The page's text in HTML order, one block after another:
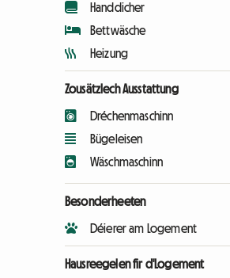
Handdicher
Bettwäsche
Heizung
Zousätzlech Ausstattung
Dréchenmaschinn
Bügeleisen
Wäschmaschinn
Besonderheeten
Déierer am Logement
Hausreegelen fir d'Logement